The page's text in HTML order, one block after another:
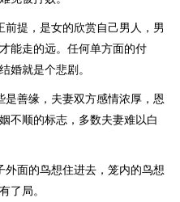
提，是女的欣赏自己男人，男
能走的远。任何单方面的付
婚就是个悲剧。
善缘，夫妻双方感情浓厚，恩
不顺的标志，多数夫妻难以白
面的鸟想住进去，笼内的鸟想
了局。